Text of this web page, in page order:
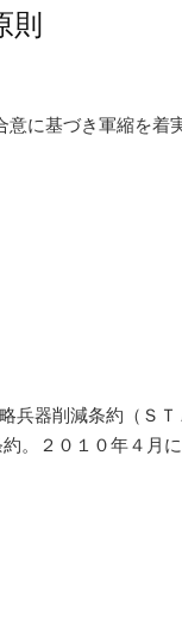
則
意に基づき軍縮を
略兵器削減条約（Ｓ
。２０１０年４月